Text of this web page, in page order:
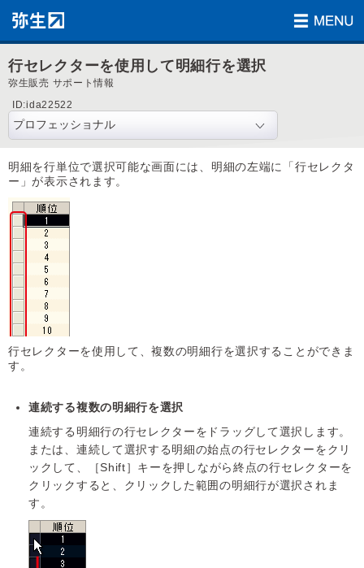
行セレクターを使用して明細行を選択
弥生販売 サポート情報
ID:ida22522
明細を行単位で選択可能な画面には、明細の左端に「行セレクタ
ー」が表示されます。
行セレクターを使用して、複数の明細行を選択することができま
す。
連続する複数の明細行を選択
連続する明細行の行セレクターをドラッグして選択します。
または、連続して選択する明細の始点の行セレクターをクリ
ックして、［Shift］キーを押しながら終点の行セレクターを
クリックすると、クリックした範囲の明細行が選択されま
す。